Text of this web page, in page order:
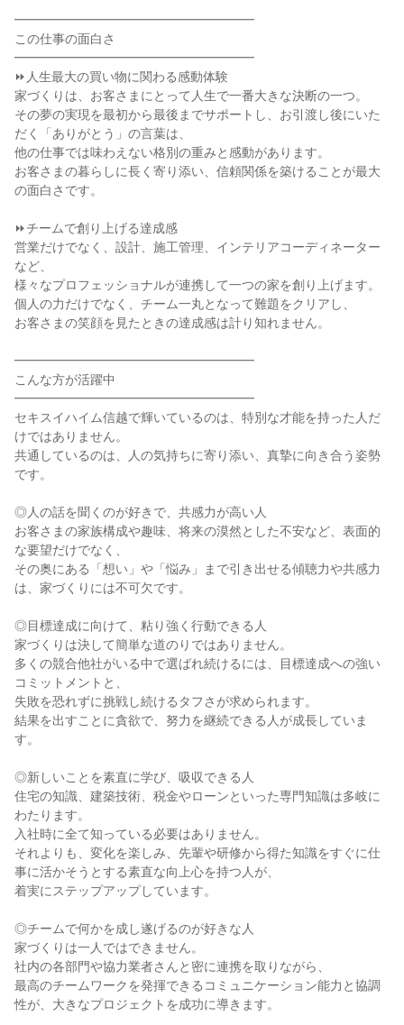
━━━━━━━━━━━━━━━━━━━
この仕事の面白さ
━━━━━━━━━━━━━━━━━━━
⏩人生最大の買い物に関わる感動体験
家づくりは、お客さまにとって人生で一番大きな決断の一つ。
その夢の実現を最初から最後までサポートし、お引渡し後にいた
だく「ありがとう」の言葉は、
他の仕事では味わえない格別の重みと感動があります。
お客さまの暮らしに長く寄り添い、信頼関係を築けることが最大
の面白さです。
⏩チームで創り上げる達成感
営業だけでなく、設計、施工管理、インテリアコーディネーター
など、
様々なプロフェッショナルが連携して一つの家を創り上げます。
個人の力だけでなく、チーム一丸となって難題をクリアし、
お客さまの笑顔を見たときの達成感は計り知れません。
━━━━━━━━━━━━━━━━━━━
こんな方が活躍中
━━━━━━━━━━━━━━━━━━━
セキスイハイム信越で輝いているのは、特別な才能を持った人だ
けではありません。
共通しているのは、人の気持ちに寄り添い、真摯に向き合う姿勢
です。
◎人の話を聞くのが好きで、共感力が高い人
お客さまの家族構成や趣味、将来の漠然とした不安など、表面的
な要望だけでなく、
その奥にある「想い」や「悩み」まで引き出せる傾聴力や共感力
は、家づくりには不可欠です。
◎目標達成に向けて、粘り強く行動できる人
家づくりは決して簡単な道のりではありません。
多くの競合他社がいる中で選ばれ続けるには、目標達成への強い
コミットメントと、
失敗を恐れずに挑戦し続けるタフさが求められます。
結果を出すことに貪欲で、努力を継続できる人が成長していま
す。
◎新しいことを素直に学び、吸収できる人
住宅の知識、建築技術、税金やローンといった専門知識は多岐に
わたります。
入社時に全て知っている必要はありません。
それよりも、変化を楽しみ、先輩や研修から得た知識をすぐに仕
事に活かそうとする素直な向上心を持つ人が、
着実にステップアップしています。
◎チームで何かを成し遂げるのが好きな人
家づくりは一人ではできません。
社内の各部門や協力業者さんと密に連携を取りながら、
最高のチームワークを発揮できるコミュニケーション能力と協調
性が、大きなプロジェクトを成功に導きます。